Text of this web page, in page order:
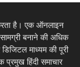
है। एक ऑनलाइन
बनाने की अधिक
माध्यम की पूरी
हिंदी समाचार